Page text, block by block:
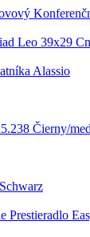
Leo 39x29
Alassio
Čierny/
Prestieradlo